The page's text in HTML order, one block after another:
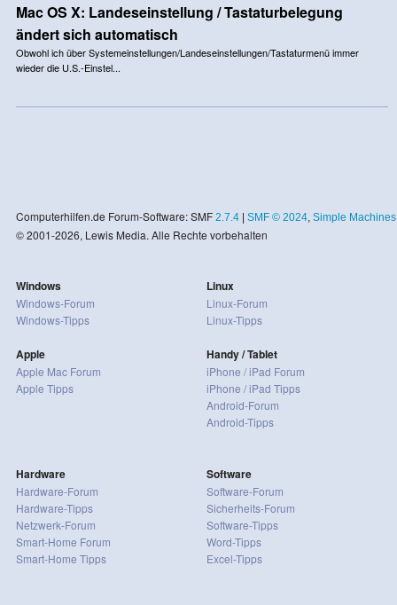
Mac OS X: Landeseinstellung / Tastaturbelegung
ändert sich automatisch
Obwohl ich über Systemeinstellungen/Landeseinstellungen/Tastaturmenü immer
wieder die U.S.-Einstel...
Computerhilfen.de Forum-Software: SMF 2.7.4| SMF © 2024, Simple Machines
© 2001-2026, Lewis Media. Alle Rechte vorbehalten
Windows
Windows-Forum
Windows-Tipps
Apple
Apple Mac Forum
Apple Tipps
Linux
Linux-Forum
Linux-Tipps
Handy / Tablet
iPhone / iPad Forum
iPhone / iPad Tipps
Android-Forum
Android-Tipps
Hardware
Hardware-Forum
Hardware-Tipps
Netzwerk-Forum
Smart-Home Forum
Smart-Home Tipps
Software
Software-Forum
Sicherheits-Forum
Software-Tipps
Word-Tipps
Excel-Tipps